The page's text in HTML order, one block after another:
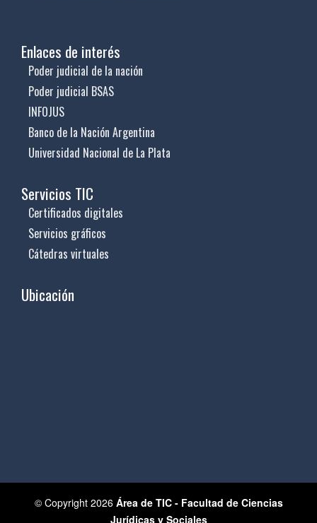
Enlaces de interés
Poder judicial de la nación
Poder judicial BSAS
INFOJUS
Banco de la Nación Argentina
Universidad Nacional de La Plata
Servicios TIC
Certificados digitales
Servicios gráficos
Cátedras virtuales
Ubicación
© Copyright 2026 Área de TIC - Facultad de Ciencias
Jurídicas y Sociales